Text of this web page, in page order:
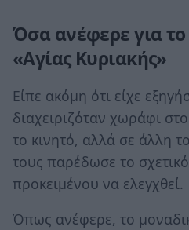
Όσα ανέφερε για το
«Αγίας Κυριακής»
Είπε ακόμη ότι είχε
διαχειριζόταν χωράφι
το κινητό, αλλά σε άλλη
τους παρέδωσε το
προκειμένου να ελεγχθεί.
Όπως ανέφερε, το